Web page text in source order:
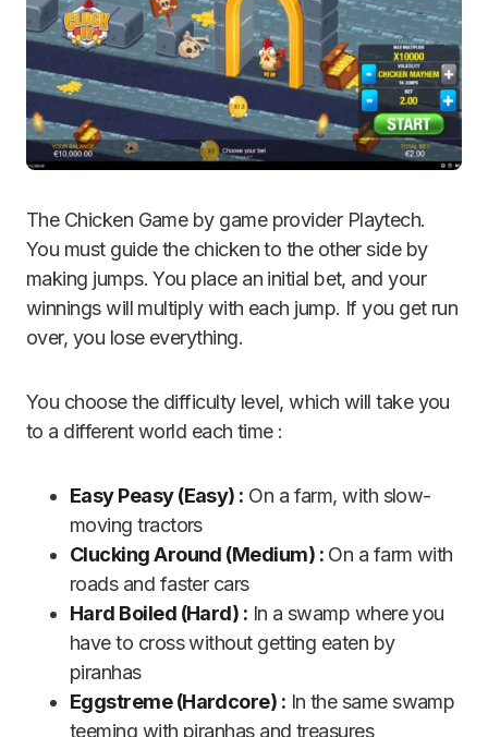
The Chicken Game by game provider Playtech.
You must guide the chicken to the other side by
making jumps. You place an initial bet, and your
winnings will multiply with each jump. If you get run
over, you lose everything.
You choose the difficulty level, which will take you
to a different world each time :
Easy Peasy (Easy) : On a farm, with slow-
moving tractors
Clucking Around (Medium) :On a farm with
roads and faster cars
Hard Boiled (Hard) : In a swamp where you
have to cross without getting eaten by
piranhas
Eggstreme (Hardcore) : In the same swamp
teeming with piranhas and treasures